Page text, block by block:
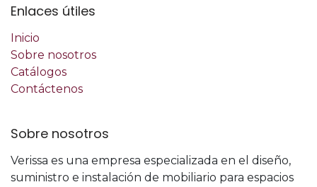
Enlaces útiles
Inicio
Sobre nosotros
Catálogos
Contáctenos
Sobre nosotros
Verissa es una empresa especializada en el diseño,
suministro e instalación de mobiliario para espacios